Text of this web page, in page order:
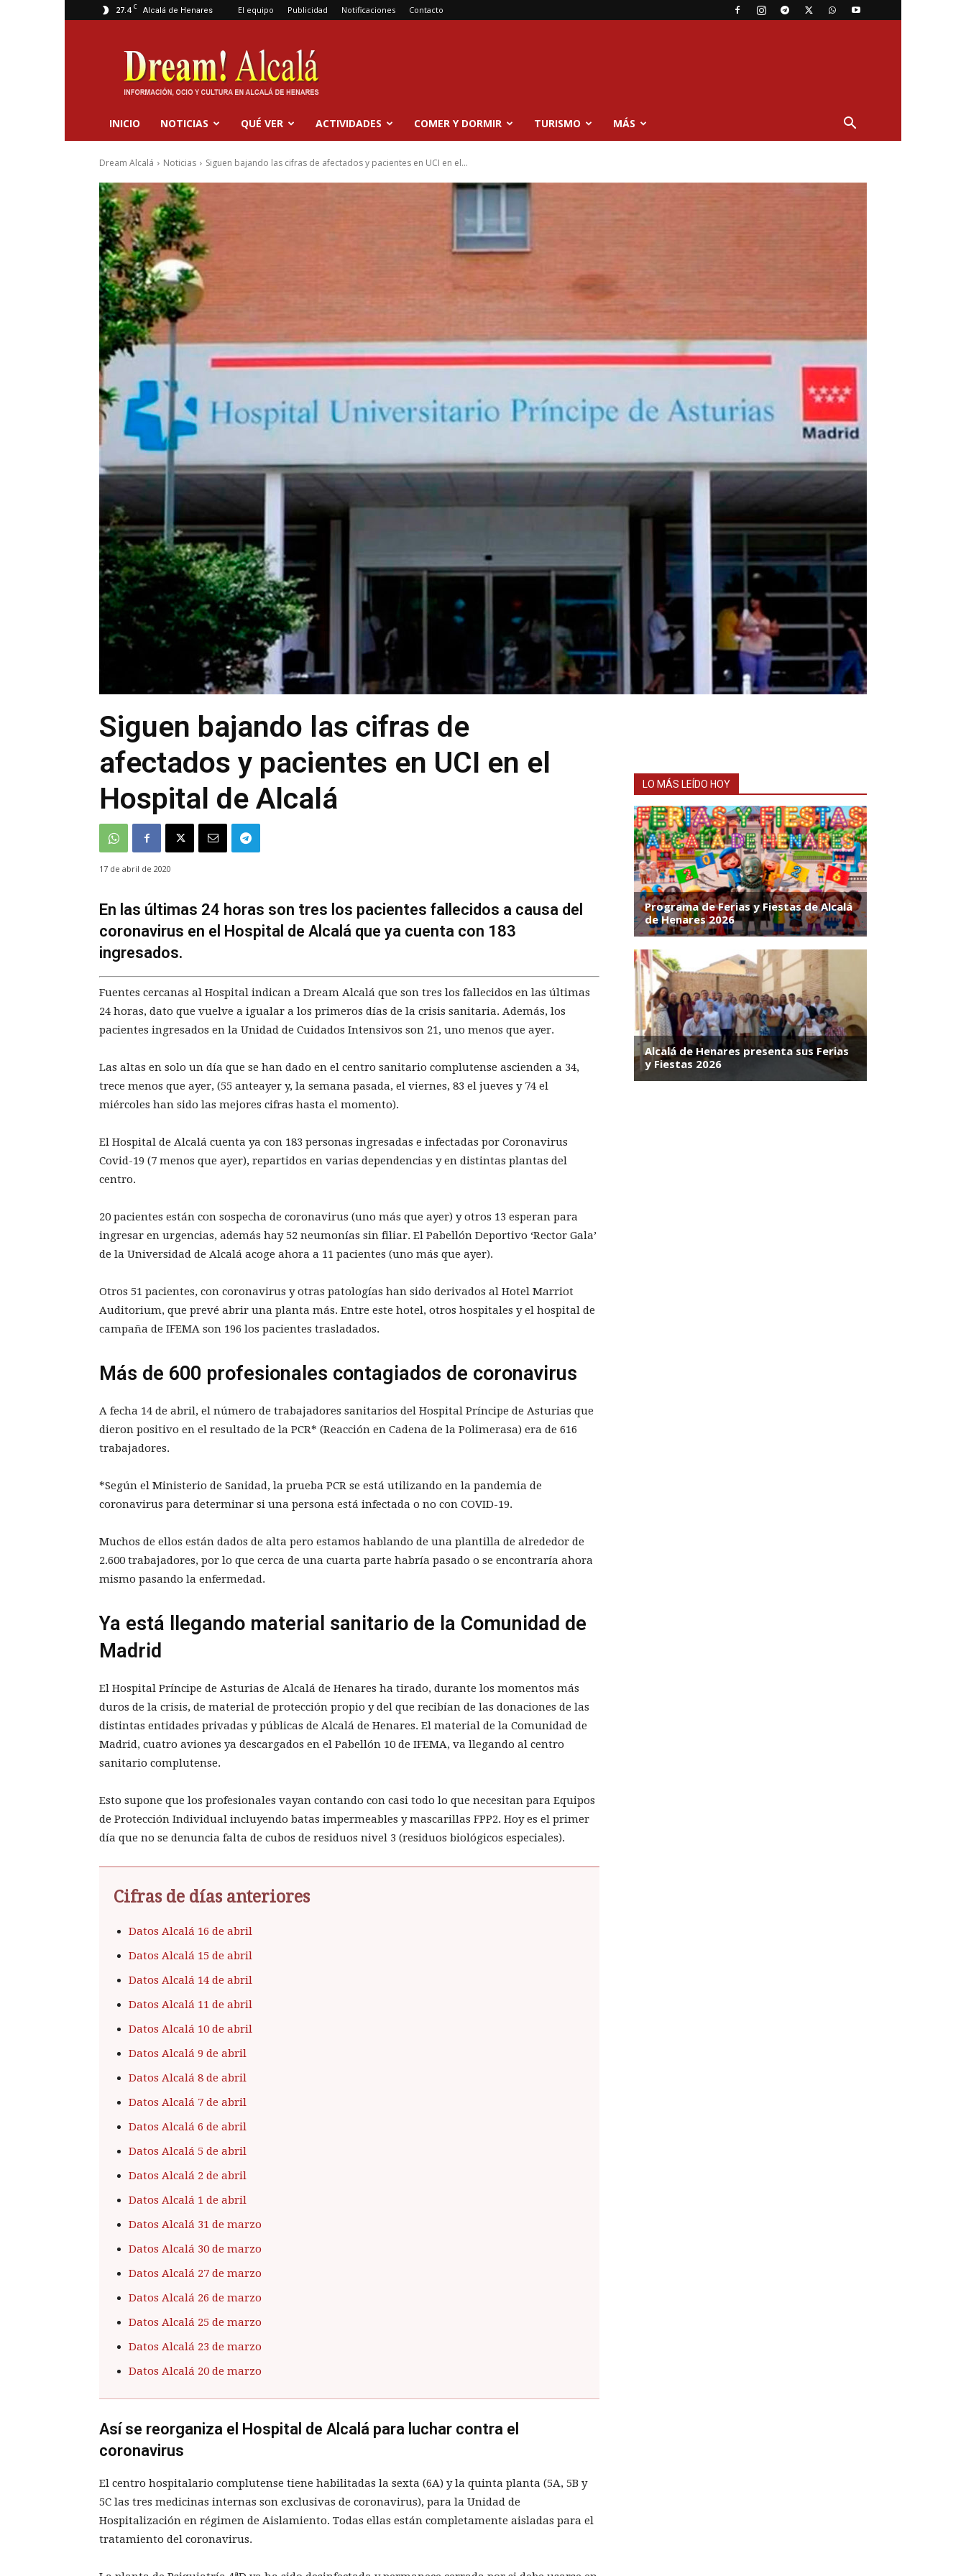
27.4 C Alcalá de Henares El equipo Publicidad Notificaciones Contacto
Dream
Alcalá
INICIO NOTICIAS QUÉ VER ACTIVIDADES COMER Y DORMIR TURISMO MÁS
Dream Alcalá Noticias Siguen bajando las cifras de afectados y pacientes en UCI en el...
Siguen bajando las cifras de
afectados y pacientes en UCI en el
Hospital de Alcalá
17 de abril de 2020
En las últimas 24 horas son tres los pacientes fallecidos a causa del
coronavirus en el Hospital de Alcalá que ya cuenta con 183
ingresados.
Fuentes cercanas al Hospital indican a Dream Alcalá que son tres los fallecidos en las últimas
24 horas, dato que vuelve a igualar a los primeros días de la crisis sanitaria. Además, los
pacientes ingresados en la Unidad de Cuidados Intensivos son 21, uno menos que ayer.
Las altas en solo un día que se han dado en el centro sanitario complutense ascienden a 34,
trece menos que ayer, (55 anteayer y, la semana pasada, el viernes, 83 el jueves y 74 el
miércoles han sido las mejores cifras hasta el momento).
El Hospital de Alcalá cuenta ya con 183 personas ingresadas e infectadas por Coronavirus
Covid-19 (7 menos que ayer), repartidos en varias dependencias y en distintas plantas del
centro.
20 pacientes están con sospecha de coronavirus (uno más que ayer) y otros 13 esperan para
ingresar en urgencias, además hay 52 neumonías sin filiar. El Pabellón Deportivo ‘Rector Gala’
de la Universidad de Alcalá acoge ahora a 11 pacientes (uno más que ayer).
Otros 51 pacientes, con coronavirus y otras patologías han sido derivados al Hotel Marriot
Auditorium, que prevé abrir una planta más. Entre este hotel, otros hospitales y el hospital de
campaña de IFEMA son 196 los pacientes trasladados.
Más de 600 profesionales contagiados de coronavirus
A fecha 14 de abril, el número de trabajadores sanitarios del Hospital Príncipe de Asturias que
dieron positivo en el resultado de la PCR* (Reacción en Cadena de la Polimerasa) era de 616
trabajadores.
*Según el Ministerio de Sanidad, la prueba PCR se está utilizando en la pandemia de
coronavirus para determinar si una persona está infectada o no con COVID-19.
Muchos de ellos están dados de alta pero estamos hablando de una plantilla de alrededor de
2.600 trabajadores, por lo que cerca de una cuarta parte habría pasado o se encontraría ahora
mismo pasando la enfermedad.
Ya está llegando material sanitario de la Comunidad de
Madrid
El Hospital Príncipe de Asturias de Alcalá de Henares ha tirado, durante los momentos más
duros de la crisis, de material de protección propio y del que recibían de las donaciones de las
distintas entidades privadas y públicas de Alcalá de Henares. El material de la Comunidad de
Madrid, cuatro aviones ya descargados en el Pabellón 10 de IFEMA, va llegando al centro
sanitario complutense.
Esto supone que los profesionales vayan contando con casi todo lo que necesitan para Equipos
de Protección Individual incluyendo batas impermeables y mascarillas FPP2. Hoy es el primer
día que no se denuncia falta de cubos de residuos nivel 3 (residuos biológicos especiales).
Cifras de días anteriores
Datos Alcalá 16 de abril
Datos Alcalá 15 de abril
Datos Alcalá 14 de abril
Datos Alcalá 11 de abril
Datos Alcalá 10 de abril
Datos Alcalá 9 de abril
Datos Alcalá 8 de abril
Datos Alcalá 7 de abril
Datos Alcalá 6 de abril
Datos Alcalá 5 de abril
Datos Alcalá 2 de abril
Datos Alcalá 1 de abril
Datos Alcalá 31 de marzo
Datos Alcalá 30 de marzo
Datos Alcalá 27 de marzo
Datos Alcalá 26 de marzo
Datos Alcalá 25 de marzo
Datos Alcalá 23 de marzo
Datos Alcalá 20 de marzo
Así se reorganiza el Hospital de Alcalá para luchar contra el
coronavirus
El centro hospitalario complutense tiene habilitadas la sexta (6A) y la quinta planta (5A, 5B y
5C las tres medicinas internas son exclusivas de coronavirus), para la Unidad de
Hospitalización en régimen de Aislamiento. Todas ellas están completamente aisladas para el
tratamiento del coronavirus.
LO MÁS LEÍDO HOY